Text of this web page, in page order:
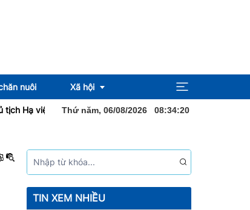
nuôi Xã hội
Địa ốc
Sức khỏe
Vương quốc Thái Lan bắt đầu thăm chính thức Việt Nam
Thứ năm, 06/08/2026 08:34:21
TIN XEM NHIỀU